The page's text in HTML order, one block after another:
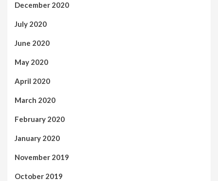
December 2020
July 2020
June 2020
May 2020
April 2020
March 2020
February 2020
January 2020
November 2019
October 2019